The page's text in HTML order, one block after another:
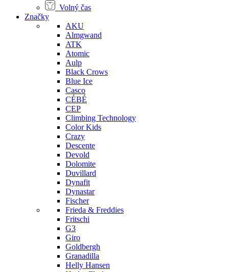
Volný čas
Značky
AKU
Almgwand
ATK
Atomic
Aulp
Black Crows
Blue Ice
Casco
CÉBÉ
CEP
Climbing Technology
Color Kids
Crazy
Descente
Devold
Dolomite
Duvillard
Dynafit
Dynastar
Fischer
Frieda & Freddies
Fritschi
G3
Giro
Goldbergh
Granadilla
Helly Hansen